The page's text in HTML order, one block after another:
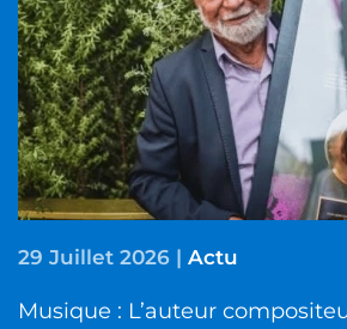
29 Juillet 2026 | Actu
Musique : L’auteur